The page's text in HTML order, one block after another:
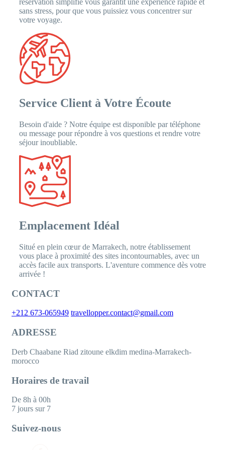
réservation simplifié vous garantit une expérience rapide et
sans stress, pour que vous puissiez vous concentrer sur
votre voyage.
Service Client à Votre Écoute
Besoin d'aide ? Notre équipe est disponible par téléphone
ou message pour répondre à vos questions et rendre votre
séjour inoubliable.
Emplacement Idéal
Situé en plein cœur de Marrakech, notre établissement
vous place à proximité des sites incontournables, avec un
accès facile aux transports. L'aventure commence dès votre
arrivée !
CONTACT
+212 673-065949 travellopper.contact@gmail.com
ADRESSE
Derb Chaabane Riad zitoune elkdim medina-Marrakech-
morocco
Horaires de travail
De 8h à 00h
7 jours sur 7
Suivez-nous